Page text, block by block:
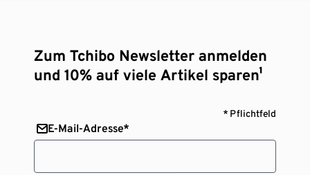
Zum Tchibo Newsletter anmelden
und 10% auf viele Artikel sparen¹
* Pflichtfeld
E-Mail-Adresse*